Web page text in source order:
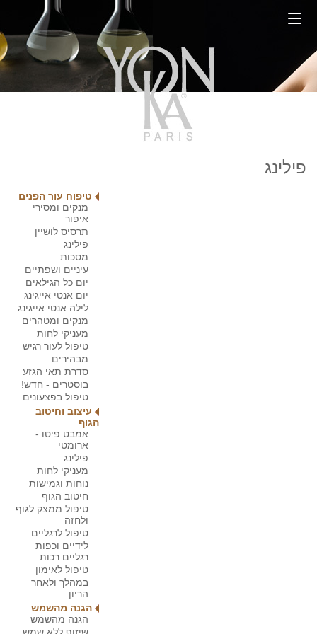
פילינג
טיפוח עור הפנים
מנקים ומסירי
איפור
תרסיס לושיין
פילינג
מסכות
עיניים ושפתיים
יום כל הגילאים
יום אנטי אייגינג
לילה אנטי אייגינג
מנקים ומטהרים
מעניקי לחות
טיפול לעור רגיש
מבהירים
סדרת תאי הגזע
בוסטרים - חדש!
טיפול בפצעונים
עיצוב וחיטוב
הגוף
אמבט פיטו -
ארומטי
פילינג
מעניקי לחות
נוחות וגמישות
חיטוב הגוף
טיפול ממצק לגוף
ולחזה
טיפול לרגליים
לידיים וכפות
רגליים רכות
טיפול לאימון
במהלך ולאחר
הריון
הגנה מהשמש
הגנה מהשמש